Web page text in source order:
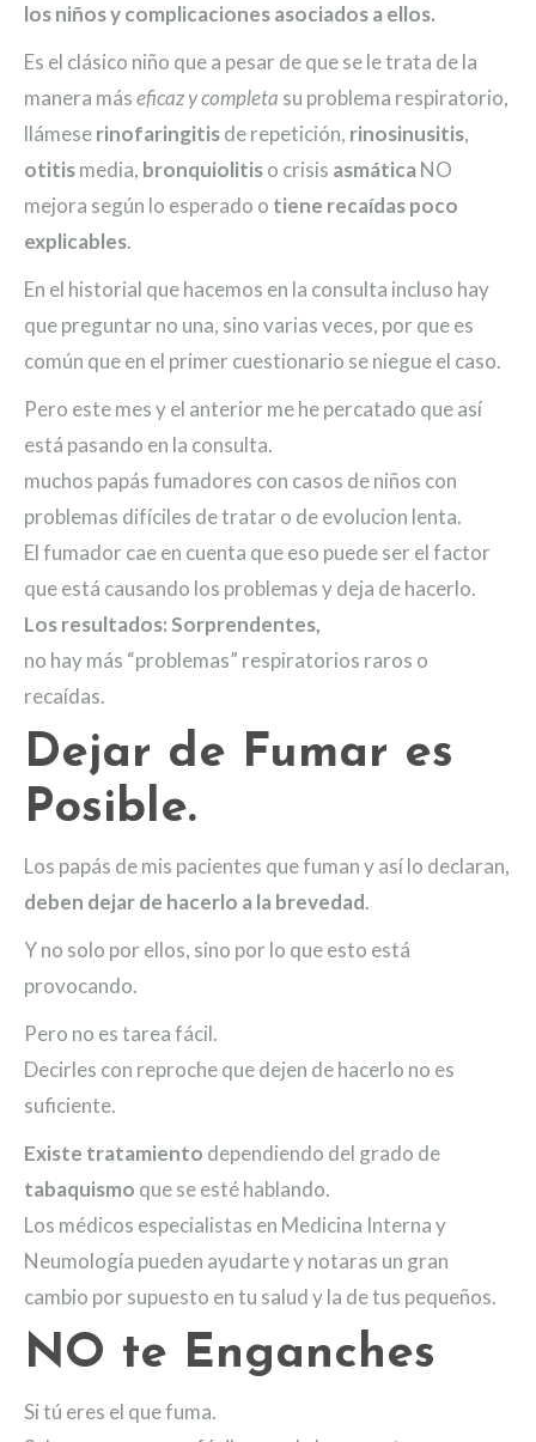
los niños y complicaciones asociados a ellos.
Es el clásico niño que a pesar de que se le trata de la
manera máseficaz y completa su problema respiratorio,
llámeserinofaringitisde repetición, rinosinusitis,
otitismedia, bronquiolitiso crisis asmática NO
mejora según lo esperado o tiene recaídas poco
explicables.
En el historial que hacemos en la consulta incluso hay
que preguntar no una, sino varias veces, por que es
común que en el primer cuestionario se niegue el caso.
Pero este mes y el anterior me he percatado que así
está pasando en la consulta.
muchos papás fumadores con casos de niños con
problemas difíciles de tratar o de evolucion lenta.
El fumador cae en cuenta que eso puede ser el factor
que está causando los problemas y deja de hacerlo.
Los resultados: Sorprendentes,
no hay más “problemas” respiratorios raros o
recaídas.
Dejar de Fumar es
Posible.
Los papás de mis pacientes que fuman y así lo declaran,
deben dejar de hacerlo a la brevedad.
Y no solo por ellos, sino por lo que esto está
provocando.
Pero no es tarea fácil.
Decirles con reproche que dejen de hacerlo no es
suficiente.
Existe tratamiento dependiendo del grado de
tabaquismo que se esté hablando.
Los médicos especialistas en Medicina Interna y
Neumología pueden ayudarte y notaras un gran
cambio por supuesto en tu salud y la de tus pequeños.
NO te Enganches
Si tú eres el que fuma.